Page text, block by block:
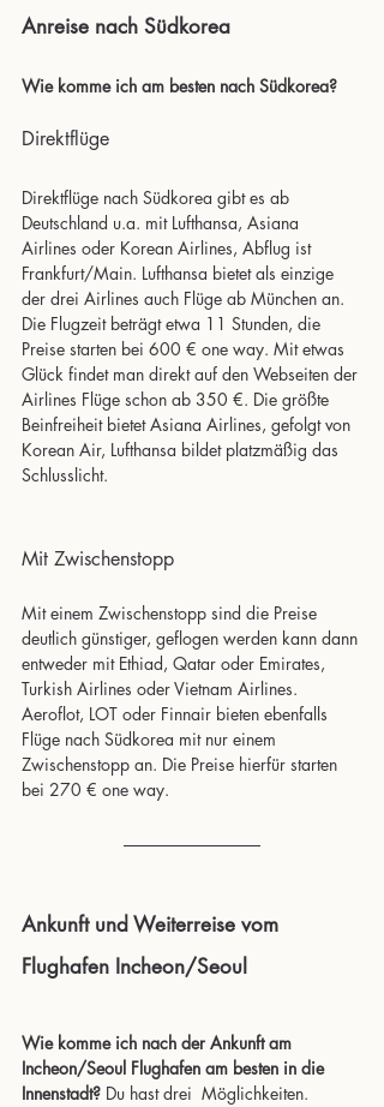
Anreise nach Südkorea
Wie komme ich am besten nach Südkorea?
Direktflüge
Direktflüge nach Südkorea gibt es ab
Deutschland u.a. mit Lufthansa, Asiana
Airlines oder Korean Airlines, Abflug ist
Frankfurt/Main. Lufthansa bietet als einzige
der drei Airlines auch Flüge ab München an.
Die Flugzeit beträgt etwa 11 Stunden, die
Preise starten bei 600 € one way. Mit etwas
Glück findet man direkt auf den Webseiten der
Airlines Flüge schon ab 350 €. Die größte
Beinfreiheit bietet Asiana Airlines, gefolgt von
Korean Air, Lufthansa bildet platzmäßig das
Schlusslicht.
Mit Zwischenstopp
Mit einem Zwischenstopp sind die Preise
deutlich günstiger, geflogen werden kann dann
entweder mit Ethiad, Qatar oder Emirates,
Turkish Airlines oder Vietnam Airlines.
Aeroflot, LOT oder Finnair bieten ebenfalls
Flüge nach Südkorea mit nur einem
Zwischenstopp an. Die Preise hierfür starten
bei 270 € one way.
Ankunft und Weiterreise vom
Flughafen Incheon/Seoul
Wie komme ich nach der Ankunft am
Incheon/Seoul Flughafen am besten in die
Innenstadt? Du hast drei  Möglichkeiten.